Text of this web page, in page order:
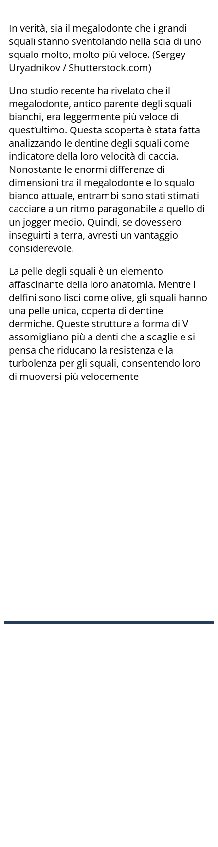
In verità, sia il megalodonte che i grandi
squali stanno sventolando nella scia di uno
squalo molto, molto più veloce. (Sergey
Uryadnikov / Shutterstock.com)
Uno studio recente ha rivelato che il
megalodonte, antico parente degli squali
bianchi, era leggermente più veloce di
quest’ultimo. Questa scoperta è stata fatta
analizzando le dentine degli squali come
indicatore della loro velocità di caccia.
Nonostante le enormi differenze di
dimensioni tra il megalodonte e lo squalo
bianco attuale, entrambi sono stati stimati
cacciare a un ritmo paragonabile a quello di
un jogger medio. Quindi, se dovessero
inseguirti a terra, avresti un vantaggio
considerevole.
La pelle degli squali è un elemento
affascinante della loro anatomia. Mentre i
delfini sono lisci come olive, gli squali hanno
una pelle unica, coperta di dentine
dermiche. Queste strutture a forma di V
assomigliano più a denti che a scaglie e si
pensa che riducano la resistenza e la
turbolenza per gli squali, consentendo loro
di muoversi più velocemente